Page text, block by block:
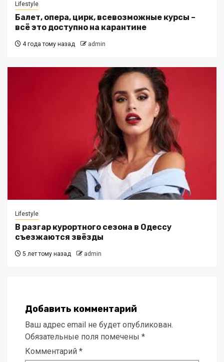
Lifestyle
Балет, опера, цирк, всевозможные курсы –
всё это доступно на карантине
4 года тому назад admin
Lifestyle
В разгар курортного сезона в Одессу
съезжаются звёзды
5 лет тому назад admin
Добавить комментарий
Ваш адрес email не будет опубликован.
Обязательные поля помечены *
Комментарий *